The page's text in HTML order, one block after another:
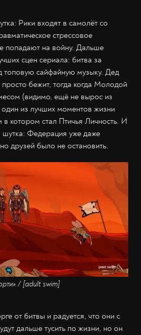
Рики входят в самолёт со
стрессовое
попадают на войну. Дальше
сцен сериала: битва за
топовую сайфайную музыку. Дед
просто бежит, тогда когда Молодой
(видимо, ещё не вырос из
из лучших моментов жизни
котором стал Птичья Личность. И
Федерация уже даже
друзей было не остановить.
/ [adult swim]
от битвы и радуется, что они с
дальше тусить по жизни, но он